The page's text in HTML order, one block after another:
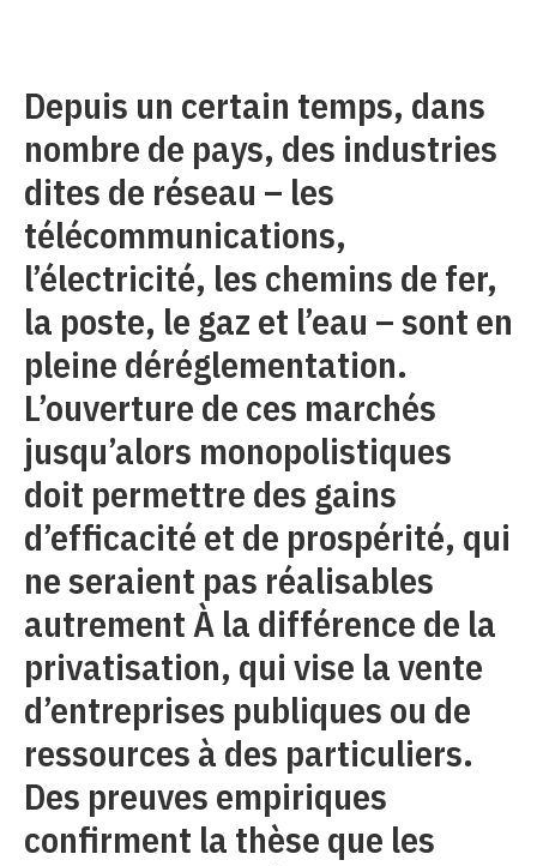
Depuis un certain temps, dans
nombre de pays, des industries
dites de réseau – les
télécommunications,
l’électricité, les chemins de fer,
la poste, le gaz et l’eau – sont en
pleine déréglementation.
L’ouverture de ces marchés
jusqu’alors monopolistiques
doit permettre des gains
d’efficacité et de prospérité, qui
ne seraient pas réalisables
autrement À la différence de la
privatisation, qui vise la vente
d’entreprises publiques ou de
ressources à des particuliers.
Des preuves empiriques
confirment la thèse que les